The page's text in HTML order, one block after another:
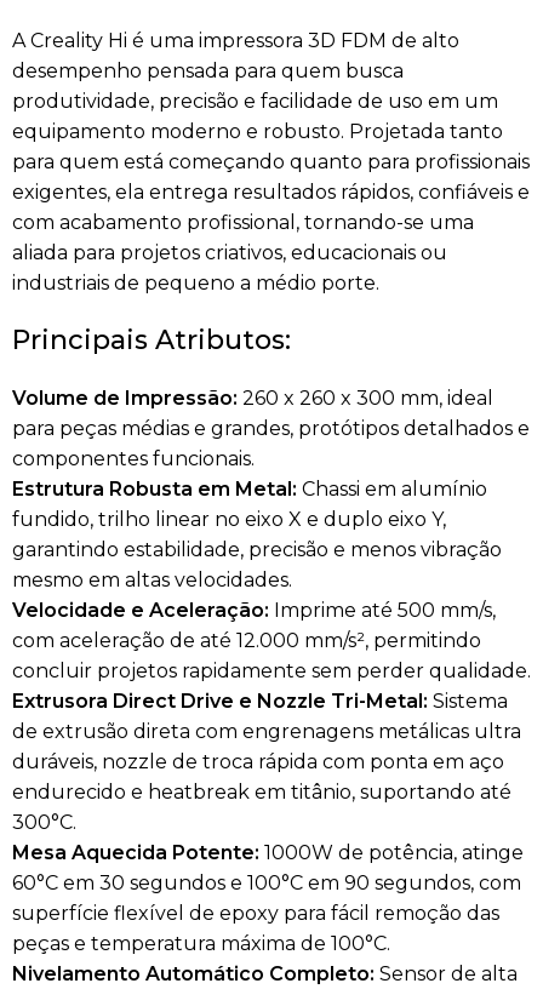
A Creality Hi é uma impressora 3D FDM de alto
desempenho pensada para quem busca
produtividade, precisão e facilidade de uso em um
equipamento moderno e robusto. Projetada tanto
para quem está começando quanto para profissionais
exigentes, ela entrega resultados rápidos, confiáveis e
com acabamento profissional, tornando-se uma
aliada para projetos criativos, educacionais ou
industriais de pequeno a médio porte.
Principais Atributos:
Volume de Impressão: 260 x 260 x 300 mm, ideal
para peças médias e grandes, protótipos detalhados e
componentes funcionais.
Estrutura Robusta em Metal: Chassi em alumínio
fundido, trilho linear no eixo X e duplo eixo Y,
garantindo estabilidade, precisão e menos vibração
mesmo em altas velocidades.
Velocidade e Aceleração: Imprime até 500 mm/s,
com aceleração de até 12.000 mm/s², permitindo
concluir projetos rapidamente sem perder qualidade.
Extrusora Direct Drive e Nozzle Tri-Metal: Sistema
de extrusão direta com engrenagens metálicas ultra
duráveis, nozzle de troca rápida com ponta em aço
endurecido e heatbreak em titânio, suportando até
300°C.
Mesa Aquecida Potente: 1000W de potência, atinge
60°C em 30 segundos e 100°C em 90 segundos, com
superfície flexível de epoxy para fácil remoção das
peças e temperatura máxima de 100°C.
Nivelamento Automático Completo: Sensor de alta